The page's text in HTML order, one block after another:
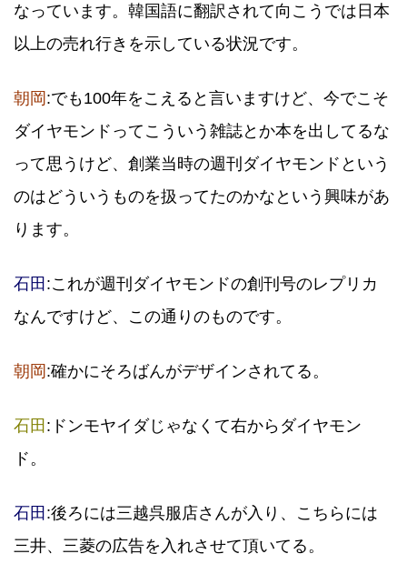
なっています。韓国語に翻訳されて向こうでは日本
以上の売れ行きを示している状況です。
朝岡 :でも100年をこえると言いますけど、今でこそ
ダイヤモンドってこういう雑誌とか本を出してるな
って思うけど、創業当時の週刊ダイヤモンドという
のはどういうものを扱ってたのかなという興味があ
ります。
石田 :これが週刊ダイヤモンドの創刊号のレプリカ
なんですけど、この通りのものです。
朝岡 :確かにそろばんがデザインされてる。
石田 :ドンモヤイダじゃなくて右からダイヤモン
ド。
石田 :後ろには三越呉服店さんが入り、こちらには
三井、三菱の広告を入れさせて頂いてる。